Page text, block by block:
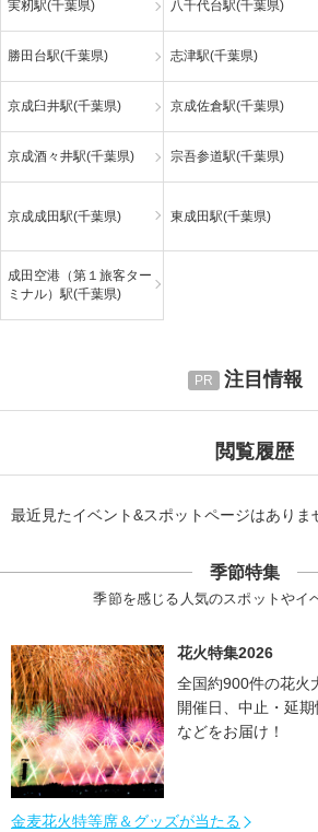
実籾駅(千葉県) 八千代台駅(千葉県)
勝田台駅(千葉県) 志津駅(千葉県)
京成臼井駅(千葉県) 京成佐倉駅(千葉県)
京成酒々井駅(千葉県) 宗吾参道駅(千葉県)
京成成田駅(千葉県) 東成田駅(千葉県)
成田空港（第１旅客ター
ミナル）駅(千葉県)
注目情報
閲覧履歴
最近見たイベント&スポットページはありま
季節特集
季節を感じる人気のスポットやイ
花火特集2026
全国約900件の花火
開催日、中止・延
などをお届け！
金麦花火特等席＆グッズが当たる